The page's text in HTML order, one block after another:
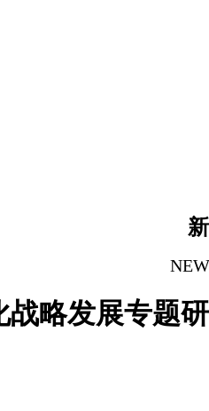
战略发展专题研